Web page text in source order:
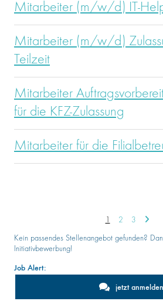
Mitarbeiter (m/w/d) IT-
Mitarbeiter (m/w/d)
Teilzeit
Mitarbeiter
für die KFZ-Zulassung
Mitarbeiter für die
1 2 3
Kein passendes Stellenangebot gefunden?
Initiativbewerbung!
Job Alert:
jetzt anmelden